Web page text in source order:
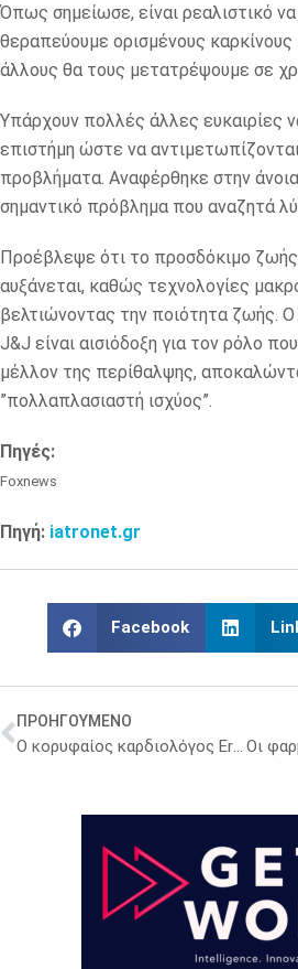
Όπως σημείωσε, είναι ρεαλιστικό
θεραπεύουμε ορισμένους καρκίνους
άλλους θα τους μετατρέψουμε σε
Υπάρχουν πολλές άλλες ευκαιρίες
επιστήμη ώστε να
προβλήματα. Αναφέρθηκε στην
σημαντικό πρόβλημα που αναζητά
Προέβλεψε ότι το προσδόκιμο ζωής
αυξάνεται, καθώς τεχνολογίες
βελτιώνοντας την ποιότητα ζωής.
J&J είναι αισιόδοξη για τον ρόλο
μέλλον της περίθαλψης,
”πολλαπλασιαστή ισχύος”.
Πηγές:
Foxnews
Πηγή: iatronet.gr
Facebook
ΠΡΟΗΓΟΥΜΕΝΟ
Ο κορυφαίος καρδιολόγος Eric Topol μιλά στην Αθήνα για το μέλλον της πρόληψης